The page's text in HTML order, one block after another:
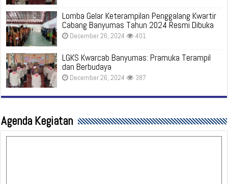
Lomba Gelar Keterampilan Penggalang Kwartir
Cabang Banyumas Tahun 2024 Resmi Dibuka
December 26, 2024 401
LGKS Kwarcab Banyumas: Pramuka Terampil
dan Berbudaya
December 26, 2024 387
Agenda Kegiatan